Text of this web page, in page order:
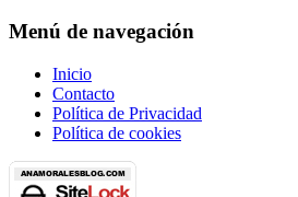
Menú de navegación
Inicio
Contacto
Política de Privacidad
Política de cookies